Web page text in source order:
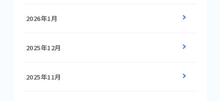
2026年1月
2025年12月
2025年11月